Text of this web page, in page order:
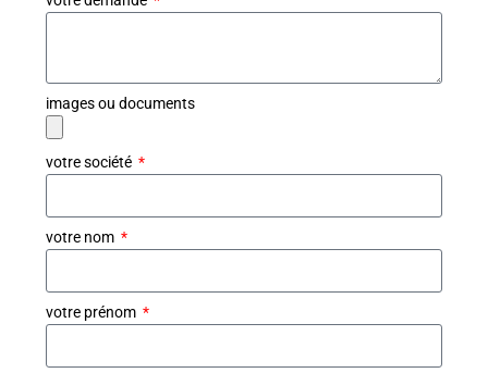
images ou documents
votre société
votre nom
votre prénom